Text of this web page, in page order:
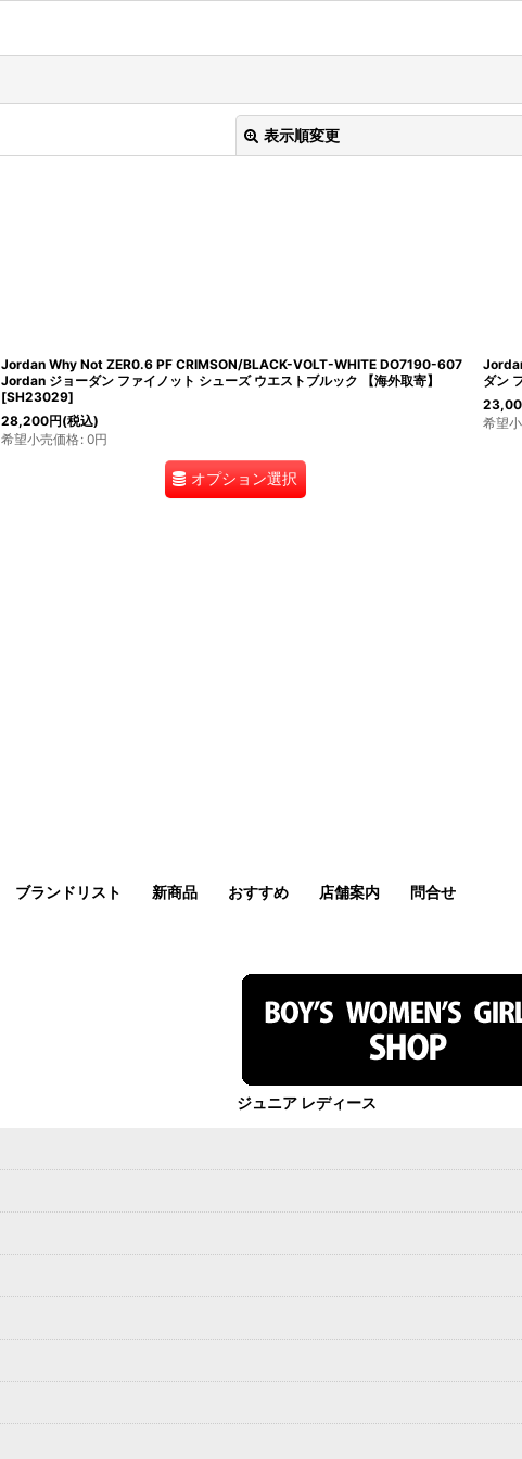
表示順変更
絞り込む
Jordan Why Not ZER0.6 PF CRIMSON/BLACK-VOLT-WHITE DO7190-607
Jordan ジョーダン ファイノット シューズ ウエストブルック 【海外取寄】
[SH23029]
28,200円(税込)
希望小売価格: 0円
オプション選択
ダン
希望
ブランドリスト 新商品 おすすめ 店舗案内 問合せ
ジュニア レディース